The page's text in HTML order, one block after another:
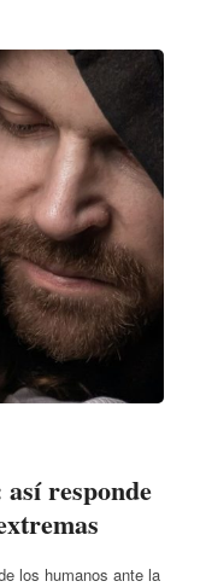
responde
los humanos ante la